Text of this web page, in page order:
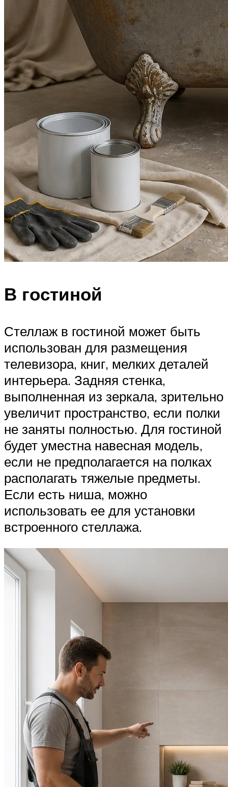
В гостиной
Стеллаж в гостиной может быть
использован для размещения
телевизора, книг, мелких деталей
интерьера. Задняя стенка,
выполненная из зеркала, зрительно
увеличит пространство, если полки
не заняты полностью. Для гостиной
будет уместна навесная модель,
если не предполагается на полках
располагать тяжелые предметы.
Если есть ниша, можно
использовать ее для установки
встроенного стеллажа.